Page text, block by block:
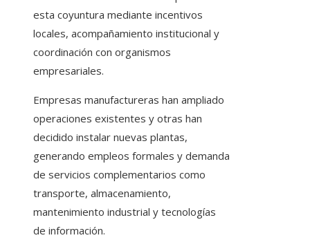
esta coyuntura mediante incentivos
locales, acompañamiento institucional y
coordinación con organismos
empresariales.
Empresas manufactureras han ampliado
operaciones existentes y otras han
decidido instalar nuevas plantas,
generando empleos formales y demanda
de servicios complementarios como
transporte, almacenamiento,
mantenimiento industrial y tecnologías
de información.